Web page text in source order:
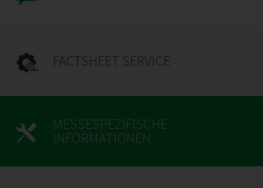
FACTSHEET SERVICE
MESSESPEZIFISCHE
INFORMATIONEN